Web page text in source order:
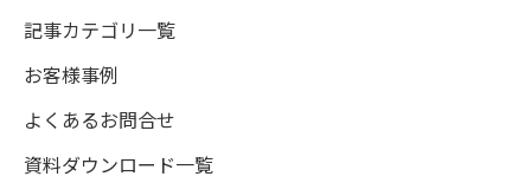
記事カテゴリ一覧
お客様事例
よくあるお問合せ
資料ダウンロード一覧